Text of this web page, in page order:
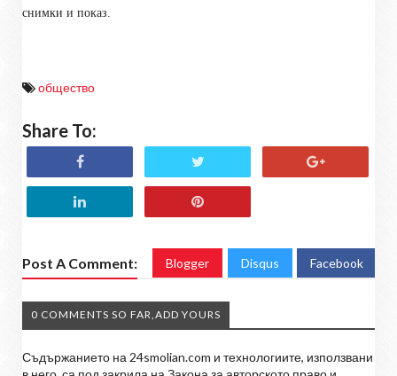
снимки и показ.
общество
Share To:
Post A Comment: Blogger Disqus Facebook
0 COMMENTS SO FAR,ADD YOURS
Съдържанието на 24smolian.com и технологиите, използвани